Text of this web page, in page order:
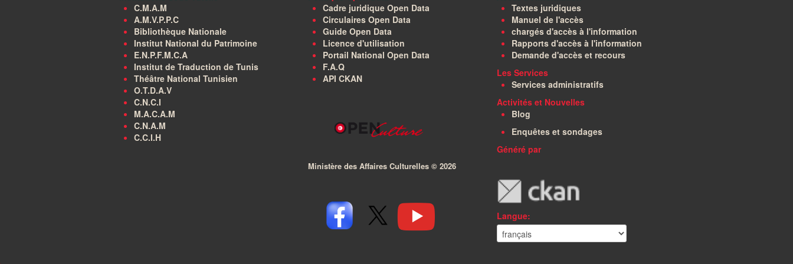
C.M.A.M
A.M.V.P.P.C
Bibliothèque Nationale
Institut National du Patrimoine
E.N.P.F.M.C.A
Institut de Traduction de Tunis
Théâtre National Tunisien
O.T.D.A.V
C.N.C.I
M.A.C.A.M
C.N.A.M
C.C.I.H
Cadre juridique Open Data
Circulaires Open Data
Guide Open Data
Licence d'utilisation
Portail National Open Data
F.A.Q
API CKAN
Ministère des Affaires Culturelles © 2026
Textes juridiques
Manuel de l'accès
chargés d'accès à l'information
Rapports d'accès à l'information
Demande d'accès et recours
Les Services
Services administratifs
Activités et Nouvelles
Blog
Enquêtes et sondages
Généré par
Langue